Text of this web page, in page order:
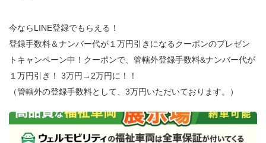
今ならLINE登録でもらえる！
登録手数料＆ナンバー代が１万円引きになるクーポンのプレゼン
トキャンペーン中！クーポンで、管轄外登録手数料&ナンバー代が
１万円引き！ 3万円→2万円に！！
（管轄外の登録手数料として、3万円いただいております。）